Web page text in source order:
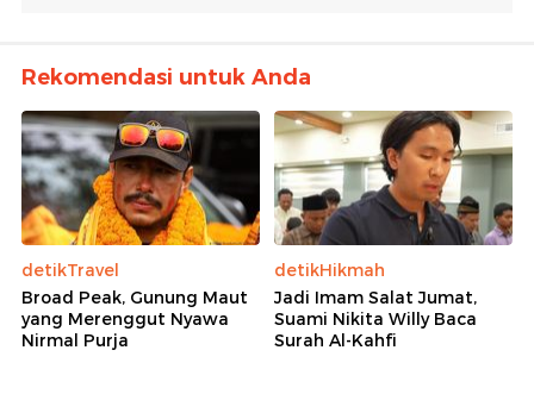
Rekomendasi untuk Anda
detikTravel
Broad Peak, Gunung Maut
yang Merenggut Nyawa
Nirmal Purja
detikHikmah
Jadi Imam Salat Jumat,
Suami Nikita Willy Baca
Surah Al-Kahfi